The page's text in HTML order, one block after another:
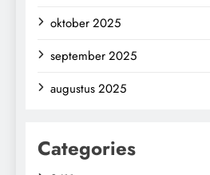
oktober 2025
september 2025
augustus 2025
Categories